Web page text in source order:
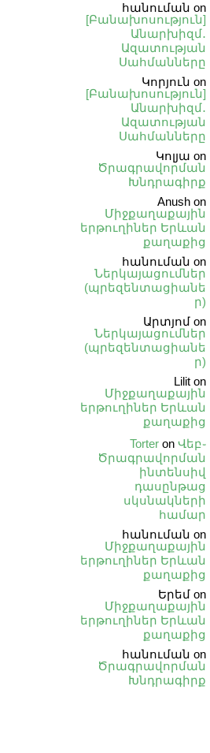
հանուման on
[Բանախոսություն]
Անարխիզմ․
Ազատության
Սահմանները
Կորյուն on
[Բանախոսություն]
Անարխիզմ․
Ազատության
Սահմանները
Կոլյա on
Ծրագրավորման
Խնդրագիրք
Anush on
Միջքաղաքային
երթուղիներ Երևան
քաղաքից
հանուման on
Ներկայացումներ
(պրեզենտացիանե
ր)
Արտյոմ on
Ներկայացումներ
(պրեզենտացիանե
ր)
Lilit on
Միջքաղաքային
երթուղիներ Երևան
քաղաքից
Torter on Վեբ֊
Ծրագրավորման
ինտենսիվ
դասընթաց
սկսնակների
համար
հանուման on
Միջքաղաքային
երթուղիներ Երևան
քաղաքից
Երեմ on
Միջքաղաքային
երթուղիներ Երևան
քաղաքից
հանուման on
Ծրագրավորման
Խնդրագիրք